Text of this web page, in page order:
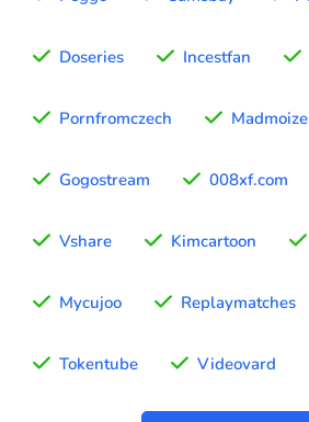
Doseries Incestfan
Pornfromczech
Gogostream 008xf.com
Vshare Kimcartoon
Mycujoo Replaymatches
Tokentube Videovard